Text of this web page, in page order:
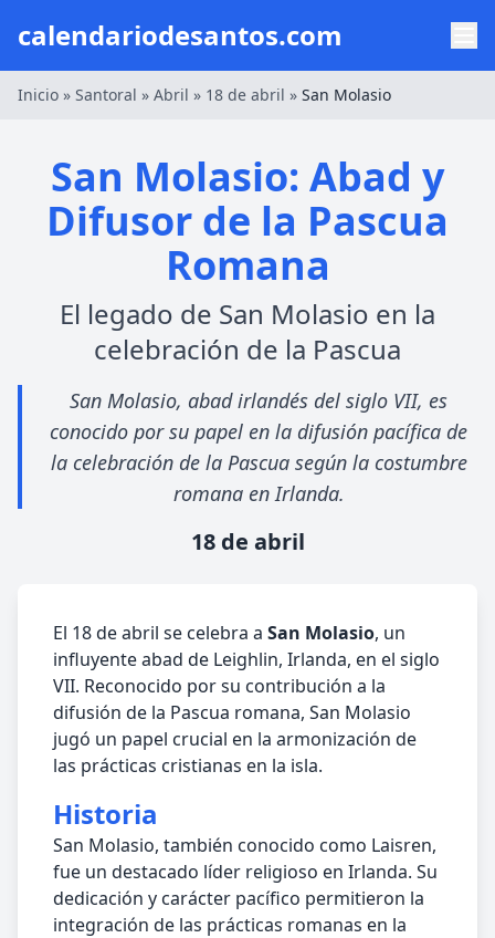
calendariodesantos.com
Inicio » Santoral » Abril » 18 de abril » San Molasio
San Molasio: Abad y
Difusor de la Pascua
Romana
El legado de San Molasio en la
celebración de la Pascua
San Molasio, abad irlandés del siglo VII, es
conocido por su papel en la difusión pacífica de
la celebración de la Pascua según la costumbre
romana en Irlanda.
18 de abril
El 18 de abril se celebra a San Molasio, un
influyente abad de Leighlin, Irlanda, en el siglo
VII. Reconocido por su contribución a la
difusión de la Pascua romana, San Molasio
jugó un papel crucial en la armonización de
las prácticas cristianas en la isla.
Historia
San Molasio, también conocido como Laisren,
fue un destacado líder religioso en Irlanda. Su
dedicación y carácter pacífico permitieron la
integración de las prácticas romanas en la